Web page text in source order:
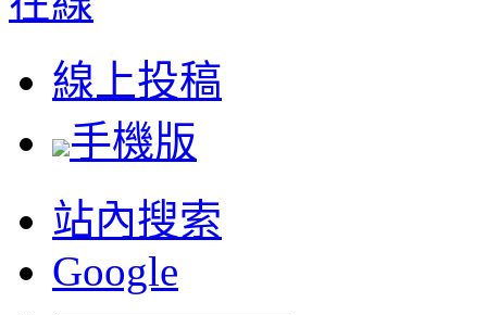
線上投稿
手機版
站內搜索
Google